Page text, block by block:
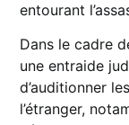
entourant
Dans le cadre
une entraide
d’auditionner
l’étranger,